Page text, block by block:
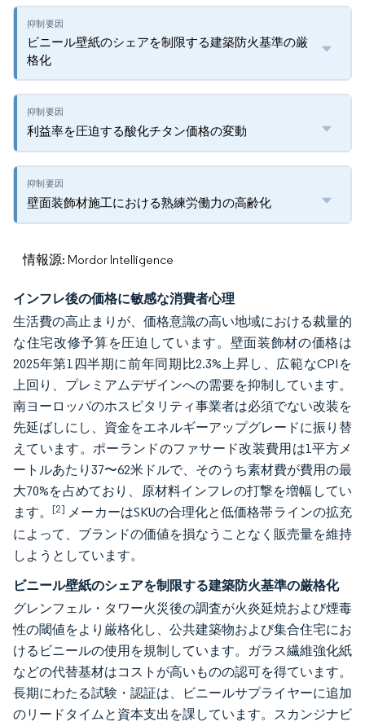
ビニール壁紙のシェアを制限する建築防火基準の厳
格化
利益率を圧迫する酸化チタン価格の変動
壁面装飾材施工における熟練労働力の高齢化
情報源: Mordor Intelligence
インフレ後の価格に敏感な消費者心理
生活費の高止まりが、価格意識の高い地域における裁量的
な住宅改修予算を圧迫しています。壁面装飾材の価格は
2025年第1四半期に前年同期比2.3%上昇し、広範なCPIを
上回り、プレミアムデザインへの需要を抑制しています。
南ヨーロッパのホスピタリティ事業者は必須でない改装を
先延ばしにし、資金をエネルギーアップグレードに振り替
えています。ポーランドのファサード改装費用は1平方メ
ートルあたり37〜62米ドルで、そのうち素材費が費用の最
大70%を占めており、原材料インフレの打撃を増幅してい
ます。[2] メーカーはSKUの合理化と低価格帯ラインの拡充
によって、ブランドの価値を損なうことなく販売量を維持
しようとしています。
ビニール壁紙のシェアを制限する建築防火基準の厳格化
グレンフェル・タワー火災後の調査が火炎延焼および煙毒
性の閾値をより厳格化し、公共建築物および集合住宅にお
けるビニールの使用を規制しています。ガラス繊維強化紙
などの代替基材はコストが高いものの認可を得ています。
長期にわたる試験・認証は、ビニールサプライヤーに追加
のリードタイムと資本支出を課しています。スカンジナビ